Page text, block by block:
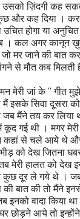
उसको ज़िंदगी कह
और कह दिया ।
होगा या
। कल अगर कानून
जो मर जाने की बात
से मौत कब मिलती
जां के " गीत मुझे
इसके सिवा दूसरा
जब मैंने तय कर लिया
कूद गई थी । मगर
कहां से चले आये थे और
को देख जितना
मेरी हालत को देख
कुछ दूर ले गये थे ।
बात की तो मैंने
इनको वादा किया
आये तो इन्होंने